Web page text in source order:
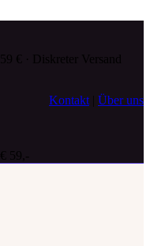
Kontakt
Über uns